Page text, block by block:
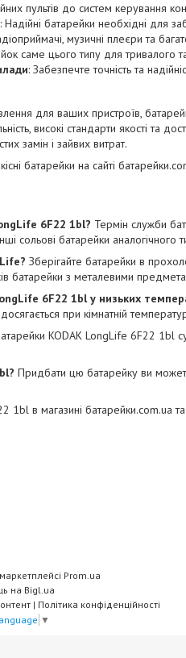
пультів до систем керування
: Надійні батарейки необхідні для
музичні плеєри та
саме цього типу для тривалого
: Забезпечте точність та
для ваших пристроїв,
високі стандарти якості та
замін і зайвих витрат.
батарейки на сайті
6F22 1bl? Термін служби
сольові батарейки аналогічного
Зберігайте батарейки в
батарейки з металевими
6F22 1bl у низьких
при кімнатній
KODAK LongLife 6F22 1bl
Придбати цю батарейку ви
1bl в магазині батарейки.com.ua
Prom.ua
на Bigl.ua
| Політика конфіденційності
▼